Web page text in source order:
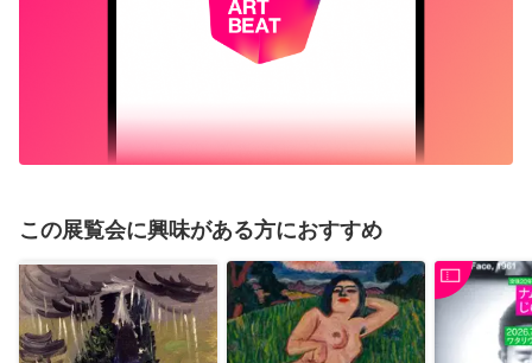
この展覧会に興味がある方におすすめ